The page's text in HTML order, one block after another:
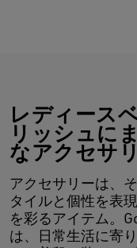
レディース
リッシュに
なアクセサ
アクセサリーは、
タイルと個性を表
を彩るアイテム。
は、日常生活に寄